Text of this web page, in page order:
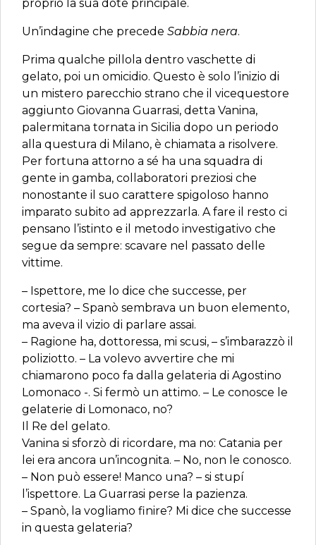
proprio la sua dote principale.
Un’indagine che precede Sabbia nera.
Prima qualche pillola dentro vaschette di
gelato, poi un omicidio. Questo è solo l’inizio di
un mistero parecchio strano che il vicequestore
aggiunto Giovanna Guarrasi, detta Vanina,
palermitana tornata in Sicilia dopo un periodo
alla questura di Milano, è chiamata a risolvere.
Per fortuna attorno a sé ha una squadra di
gente in gamba, collaboratori preziosi che
nonostante il suo carattere spigoloso hanno
imparato subito ad apprezzarla. A fare il resto ci
pensano l’istinto e il metodo investigativo che
segue da sempre: scavare nel passato delle
vittime.
– Ispettore, me lo dice che successe, per
cortesia? – Spanò sembrava un buon elemento,
ma aveva il vizio di parlare assai.
– Ragione ha, dottoressa, mi scusi, – s’imbarazzò il
poliziotto. – La volevo avvertire che mi
chiamarono poco fa dalla gelateria di Agostino
Lomonaco -. Si fermò un attimo. – Le conosce le
gelaterie di Lomonaco, no?
Il Re del gelato.
Vanina si sforzò di ricordare, ma no: Catania per
lei era ancora un’incognita. – No, non le conosco.
– Non può essere! Manco una? – si stupí
l’ispettore. La Guarrasi perse la pazienza.
– Spanò, la vogliamo finire? Mi dice che successe
in questa gelateria?